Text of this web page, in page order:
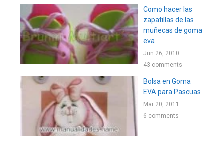
Como hacer las
zapatillas de las
muñecas de goma
eva
Jun 26, 2010
43 comments
Bolsa en Goma
EVA para Pascuas
Mar 20, 2011
6 comments